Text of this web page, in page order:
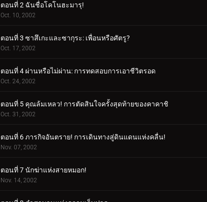
ตอนที่ 2 ฉันชื่อโคโนฮะมารุ!
Oct. 10, 2002
ตอนที่ 3 ซาสึเกะและซากุระ: เพื่อนหรือศัตรู?
Oct. 17, 2002
ตอนที่ 4 ผ่านหรือไม่ผ่าน: การทดสอบการเอาชีวิตรอด
Oct. 24, 2002
ตอนที่ 5 คุณล้มเหลว! การตัดสินใจครั้งสุดท้ายของคาคาชิ
Oct. 31, 2002
ตอนที่ 6 ภารกิจอันตราย! การเดินทางสู่ดินแดนแห่งคลื่น!
Nov. 07, 2002
ตอนที่ 7 นักฆ่าแห่งสายหมอก!
Nov. 14, 2002